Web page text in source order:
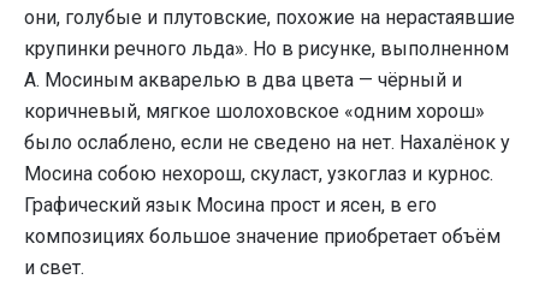
они, голубые и плутовские, похожие на нерастаявшие
крупинки речного льда». Но в рисунке, выполненном
А. Мосиным акварелью в два цвета — чёрный и
коричневый, мягкое шолоховское «одним хорош»
было ослаблено, если не сведено на нет. Нахалёнок у
Мосина собою нехорош, скуласт, узкоглаз и курнос.
Графический язык Мосина прост и ясен, в его
композициях большое значение приобретает объём
и свет.